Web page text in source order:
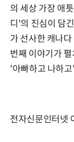
의 세상 가장 애
디'의 진심이 담
가 선사한 캐나
번째 이야기가
'아빠하고 나하
전자신문인터넷